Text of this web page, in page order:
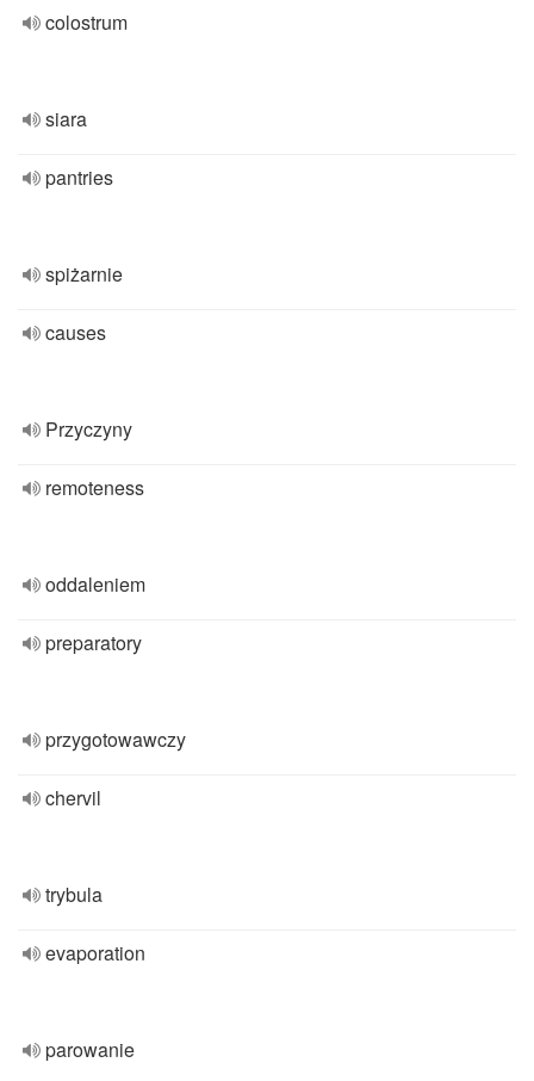
colostrum
siara
pantries
spiżarnie
causes
Przyczyny
remoteness
oddaleniem
preparatory
przygotowawczy
chervil
trybula
evaporation
parowanie